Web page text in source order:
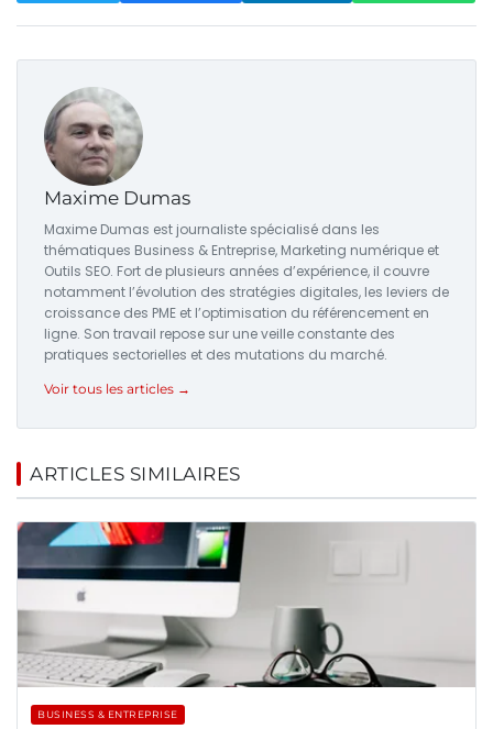
Maxime Dumas
Maxime Dumas est journaliste spécialisé dans les
thématiques Business & Entreprise, Marketing numérique et
Outils SEO. Fort de plusieurs années d’expérience, il couvre
notamment l’évolution des stratégies digitales, les leviers de
croissance des PME et l’optimisation du référencement en
ligne. Son travail repose sur une veille constante des
pratiques sectorielles et des mutations du marché.
Voir tous les articles →
ARTICLES SIMILAIRES
BUSINESS & ENTREPRISE